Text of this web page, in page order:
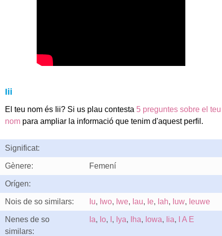
Iii
El teu nom és Iii? Si us plau contesta 5 preguntes sobre el teu
nom para ampliar la informació que tenim d'aquest perfil.
Significat:
Gènere: Femení
Orígen:
Nois de so similars: Iu, Iwo, Iwe, Iau, Ie, Iah, Iuw, Ieuwe
Nenes de so
similars:
Ia, Io, , Iya, Iha, Iowa, Iia, I A E